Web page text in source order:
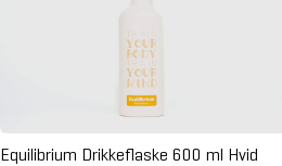
Equilibrium Drikkeflaske 600 ml Hvid